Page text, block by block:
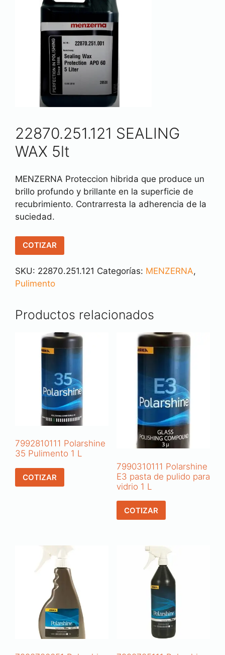
22870.251.121 SEALING
WAX 5lt
MENZERNA Proteccion hibrida que produce un
brillo profundo y brillante en la superficie de
recubrimiento. Contrarresta la adherencia de la
suciedad.
COTIZAR
SKU: 22870.251.121 Categorías: MENZERNA,
Pulimento
Productos relacionados
7992810111 Polarshine
35 Pulimento 1 L
COTIZAR
7990310111 Polarshine
E3 pasta de pulido para
vidrio 1 L
COTIZAR